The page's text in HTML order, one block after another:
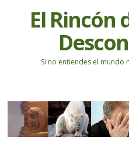
El Rincón
Si no entiendes el mundo